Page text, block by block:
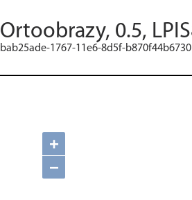
Ortoobrazy, 0.5,
bab25ade-1767-11e6-8d5f-b870f44b6730
+
−